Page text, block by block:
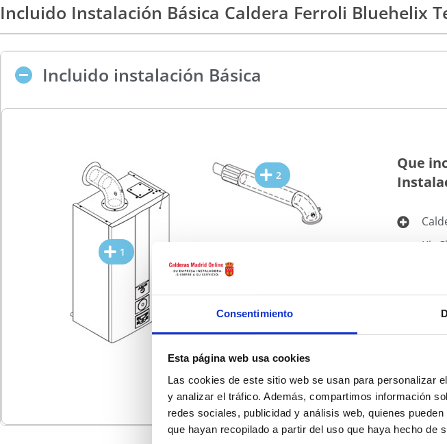
Consentimiento
Esta página web usa cookies
Las cookies de este sitio web se usan para personalizar
y analizar el tráfico. Además, compartimos información
redes sociales, publicidad y análisis web, quienes
que hayan recopilado a partir del uso que haya hecho de
Incluido Instalación Básica Caldera Ferroli Bluehelix
Incluido instalación Básica
1
2
3
Que
Kit